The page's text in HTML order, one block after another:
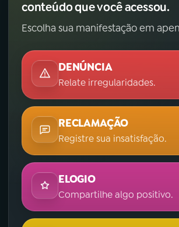
conteúdo que você acessou.
Escolha sua manifestação em
DENÚNCIA
Relate irregularidades.
RECLAMAÇÃO
Registre sua insatisfação.
ELOGIO
Compartilhe algo positivo.